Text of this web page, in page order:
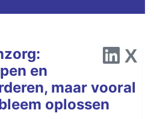
en
maar vooral
oplossen